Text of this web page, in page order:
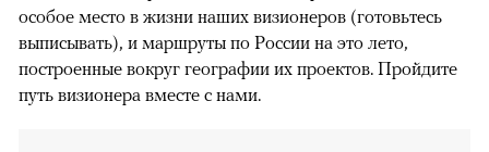
особое место в жизни наших визионеров (готовьтесь
выписывать), и маршруты по России на это лето,
построенные вокруг географии их проектов. Пройдите
путь визионера вместе с нами.